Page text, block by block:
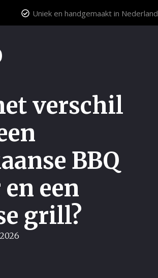
Uniek en handgemaakt in Nederland
verschil
BBQ
een
grill?